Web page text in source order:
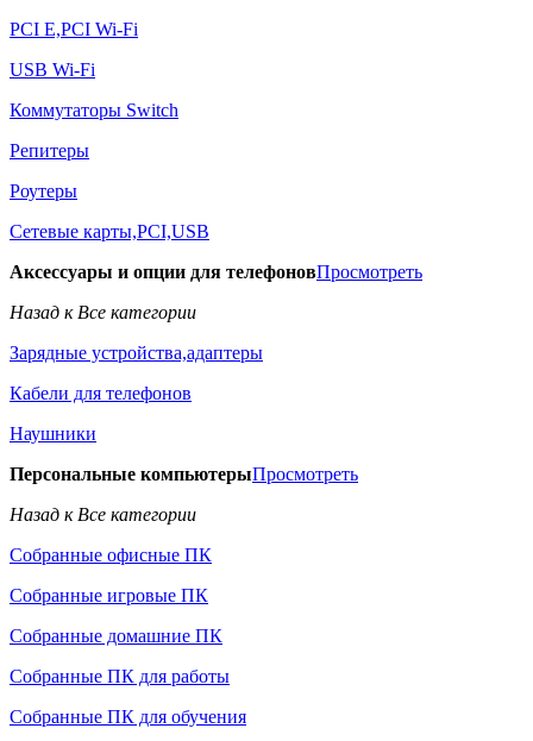
PCI E,PCI Wi-Fi
USB Wi-Fi
Коммутаторы Switch
Репитеры
Роутеры
Сетевые карты,PCI,USB
Аксессуары и опции для телефоновПросмотреть
Назад к Все категории
Зарядные устройства,адаптеры
Кабели для телефонов
Наушники
Персональные компьютерыПросмотреть
Назад к Все категории
Собранные офисные ПК
Собранные игровые ПК
Собранные домашние ПК
Собранные ПК для работы
Собранные ПК для обучения